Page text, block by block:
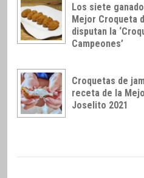
Los siete
Mejor Croqueta
disputan la
Campeones’
Croquetas de
receta de la
Joselito 2021